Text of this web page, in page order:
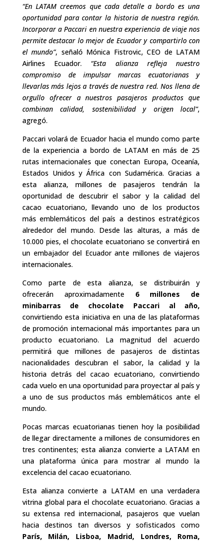
“En LATAM creemos que cada detalle a bordo es una
oportunidad para contar la historia de nuestra región.
Incorporar a Paccari en nuestra experiencia de viaje nos
permite destacar lo mejor de Ecuador y compartirlo con
el mundo”, señaló Mónica Fistrovic, CEO de LATAM
Airlines Ecuador. “Esta alianza refleja nuestro
compromiso de impulsar marcas ecuatorianas y
llevarlas más lejos a través de nuestra red. Nos llena de
orgullo ofrecer a nuestros pasajeros productos que
combinan calidad, sostenibilidad y origen local”,
agregó.
Paccari volará de Ecuador hacia el mundo como parte
de la experiencia a bordo de LATAM en más de 25
rutas internacionales que conectan Europa, Oceanía,
Estados Unidos y África con Sudamérica. Gracias a
esta alianza, millones de pasajeros tendrán la
oportunidad de descubrir el sabor y la calidad del
cacao ecuatoriano, llevando uno de los productos
más emblemáticos del país a destinos estratégicos
alrededor del mundo. Desde las alturas, a más de
10.000 pies, el chocolate ecuatoriano se convertirá en
un embajador del Ecuador ante millones de viajeros
internacionales.
Como parte de esta alianza, se distribuirán y
ofrecerán aproximadamente 6 millones de
minibarras de chocolate Paccari al año,
convirtiendo esta iniciativa en una de las plataformas
de promoción internacional más importantes para un
producto ecuatoriano. La magnitud del acuerdo
permitirá que millones de pasajeros de distintas
nacionalidades descubran el sabor, la calidad y la
historia detrás del cacao ecuatoriano, convirtiendo
cada vuelo en una oportunidad para proyectar al país y
a uno de sus productos más emblemáticos ante el
mundo.
Pocas marcas ecuatorianas tienen hoy la posibilidad
de llegar directamente a millones de consumidores en
tres continentes; esta alianza convierte a LATAM en
una plataforma única para mostrar al mundo la
excelencia del cacao ecuatoriano.
Esta alianza convierte a LATAM en una verdadera
vitrina global para el chocolate ecuatoriano. Gracias a
su extensa red internacional, pasajeros que vuelan
hacia destinos tan diversos y sofisticados como
París, Milán, Lisboa, Madrid, Londres, Roma,